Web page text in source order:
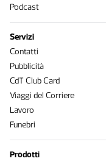
Podcast
Servizi
Contatti
Pubblicità
CdT Club Card
Viaggi del Corriere
Lavoro
Funebri
Prodotti